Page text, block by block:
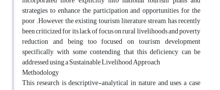
strategies to enhance the participation and opportunities for the
poor .However, the existing tourism literature stream, has recently
been criticized for its lack of focus on rural livelihoods and poverty
reduction and being too focused on tourism development
specifically, with some contending that this deficiency can be
addressed using a Sustainable Livelihood Approach
Methodology
This research is descriptive-analytical in nature and uses a case